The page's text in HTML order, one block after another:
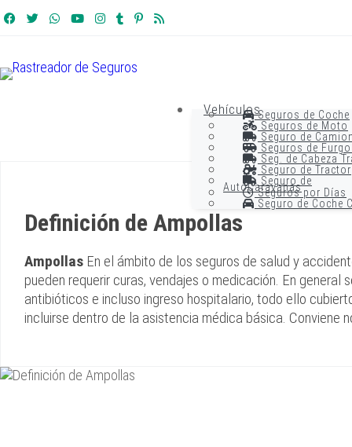
VehículosSeguros de Coche
Seguros de Moto
Seguro de
Seguros de
Seg. de Cabeza
Seguro de Tractor
Seguro de
AutoCaravanas
Seguros por Días
Seguro de Coche
Definición de Ampollas
Ampollas En el ámbito de los seguros de salud y
pueden requerir curas, vendajes o medicación. En
antibióticos e incluso ingreso hospitalario, todo ello
incluirse dentro de la asistencia médica básica. Conviene